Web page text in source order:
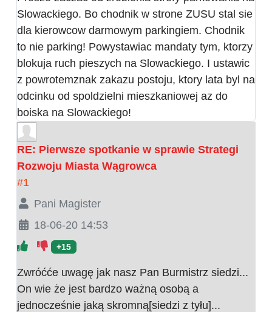
Slowackiego. Bo chodnik w strone ZUSU stal sie
dla kierowcow darmowym parkingiem. Chodnik
to nie parking! Powystawiac mandaty tym, ktorzy
blokuja ruch pieszych na Slowackiego. I ustawic
z powrotemznak zakazu postoju, ktory lata byl na
odcinku od spoldzielni mieszkaniowej az do
boiska na Slowackiego!
RE: Pierwsze spotkanie w sprawie Strategi
Rozwoju Miasta Wągrowca
#1
Pani Magister
18-06-20 14:53
+15
Zwróćće uwagę jak nasz Pan Burmistrz siedzi...
On wie że jest bardzo ważną osobą a
jednocześnie jaką skromną[siedzi z tyłu]...